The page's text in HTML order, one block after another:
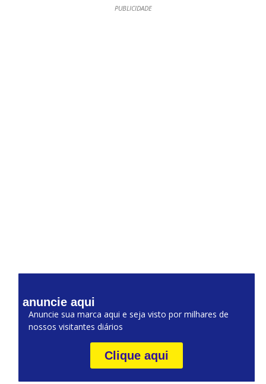
PUBLICIDADE
anuncie aqui
Anuncie sua marca aqui e seja visto por milhares de
nossos visitantes diários
Clique aqui